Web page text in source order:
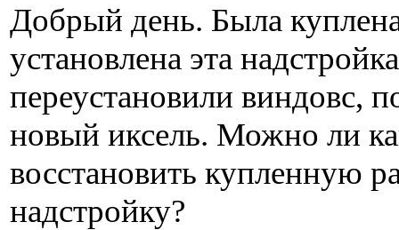
Добрый день. Была
установлена эта
переустановили виндовс,
новый иксель. Можно ли
восстановить купленную
надстройку?